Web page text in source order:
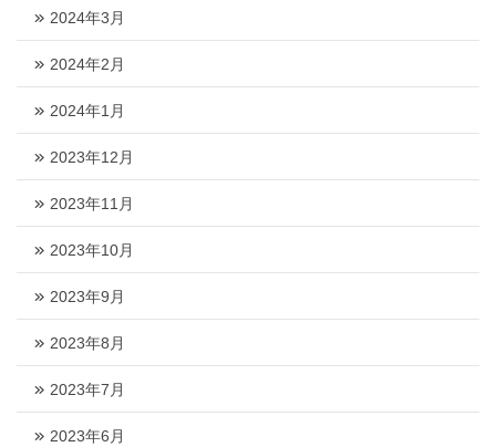
2024年3月
2024年2月
2024年1月
2023年12月
2023年11月
2023年10月
2023年9月
2023年8月
2023年7月
2023年6月